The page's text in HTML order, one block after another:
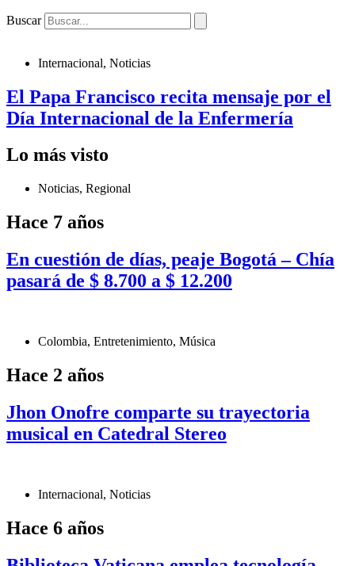
Buscar
Internacional, Noticias
El Papa Francisco recita mensaje por el
Día Internacional de la Enfermería
Lo más visto
Noticias, Regional
Hace 7 años
En cuestión de días, peaje Bogotá – Chía
pasará de $ 8.700 a $ 12.200
Colombia, Entretenimiento, Música
Hace 2 años
Jhon Onofre comparte su trayectoria
musical en Catedral Stereo
Internacional, Noticias
Hace 6 años